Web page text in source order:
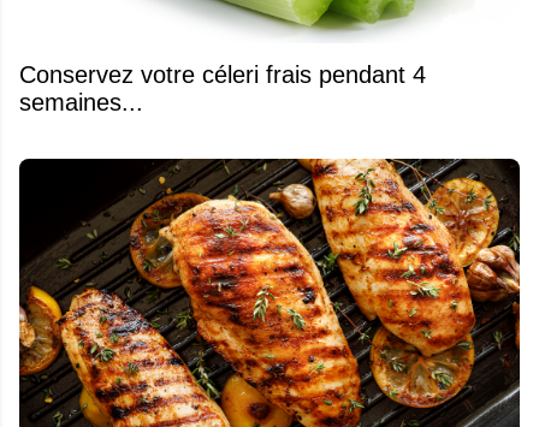
Conservez votre céleri frais pendant 4
semaines...